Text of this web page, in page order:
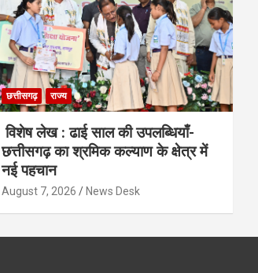
छत्तीसगढ़ राज्य
विशेष लेख : ढाई साल की उपलब्धियाँ-
छत्तीसगढ़ का श्रमिक कल्याण के क्षेत्र में
नई पहचान
August 7, 2026 News Desk